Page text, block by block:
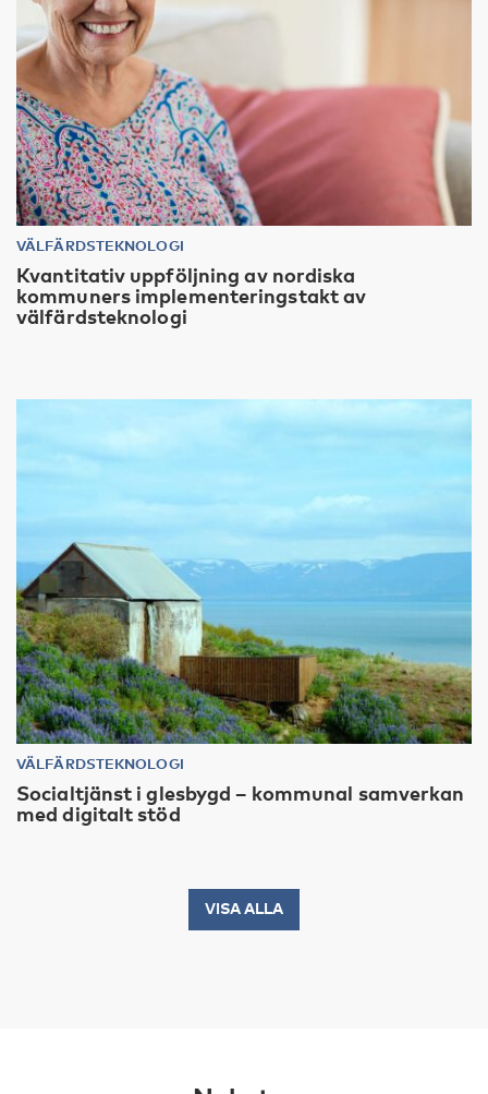
VÄLFÄRDSTEKNOLOGI
Kvantitativ uppföljning av nordiska
kommuners implementeringstakt av
välfärdsteknologi
VÄLFÄRDSTEKNOLOGI
Socialtjänst i glesbygd – kommunal samverkan
med digitalt stöd
VISA ALLA